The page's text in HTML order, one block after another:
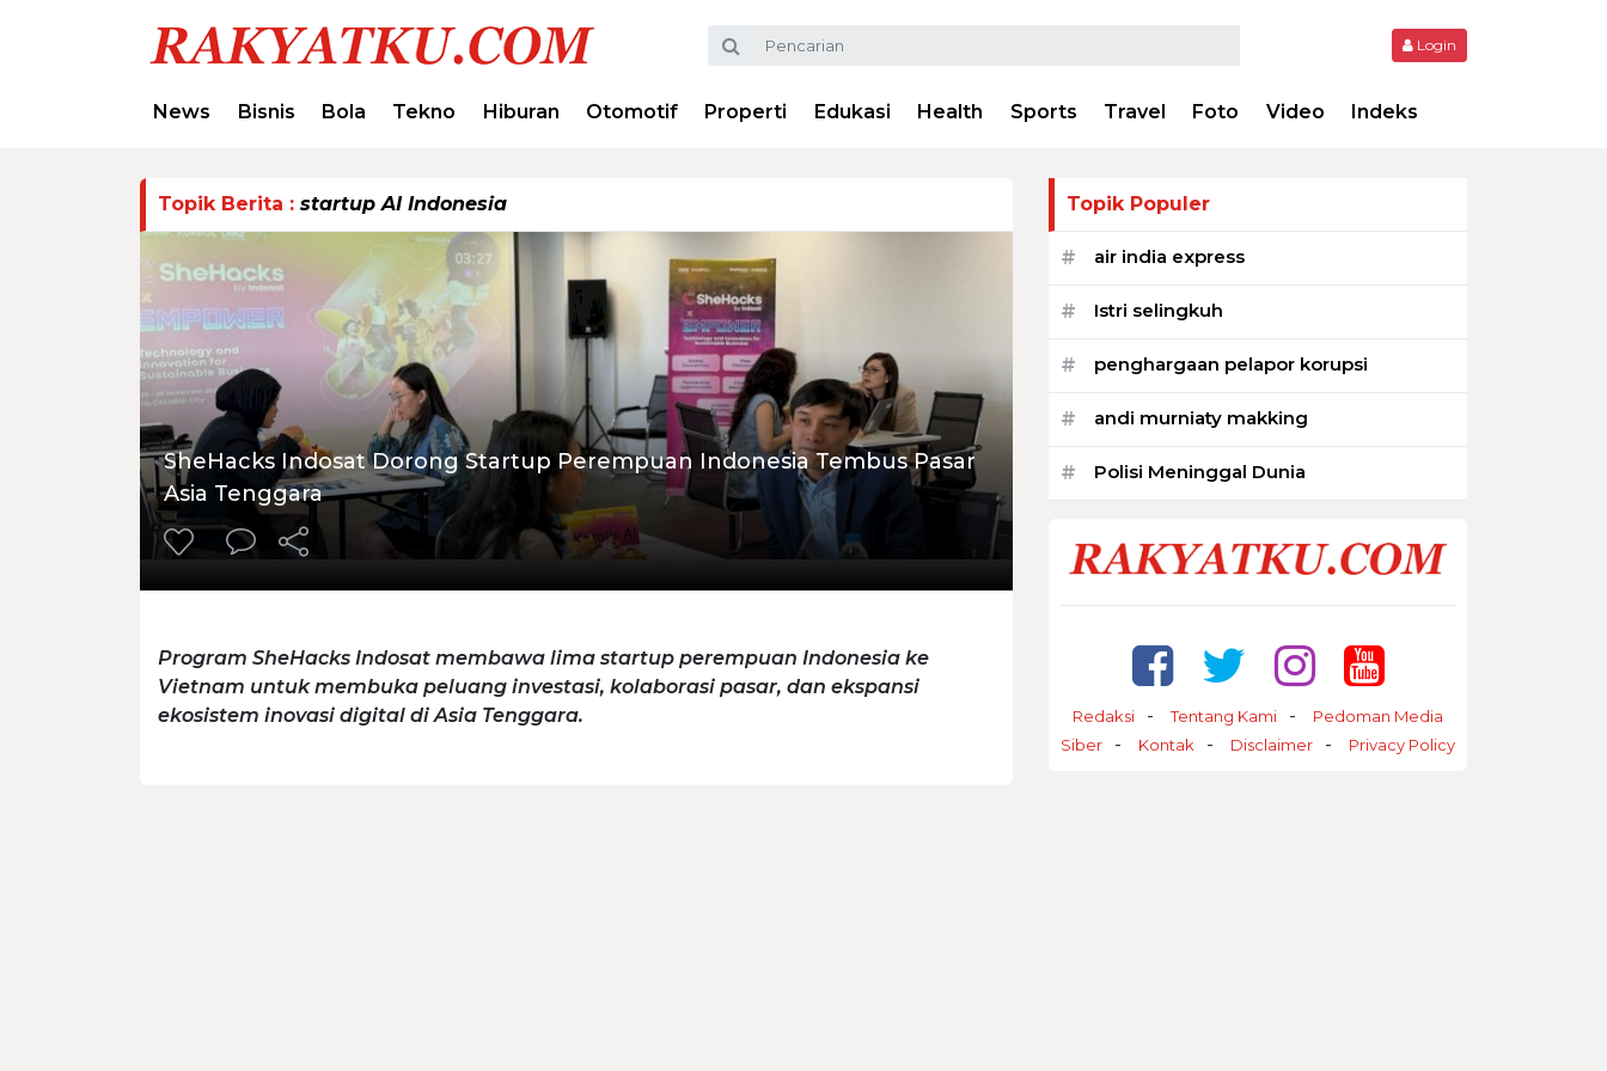
Login
News Bisnis Bola Tekno Hiburan Otomotif Properti Edukasi Health Sports Travel Foto Video Indeks
Topik Berita : startup AI Indonesia
SheHacks Indosat Dorong Startup Perempuan Indonesia Tembus Pasar
Asia Tenggara
Program SheHacks Indosat membawa lima startup perempuan Indonesia ke
Vietnam untuk membuka peluang investasi, kolaborasi pasar, dan ekspansi
ekosistem inovasi digital di Asia Tenggara.
Topik Populer
# air india express
# Istri selingkuh
# penghargaan pelapor korupsi
# andi murniaty makking
# Polisi Meninggal Dunia
Redaksi Tentang Kami
Pedoman Media
Siber
Kontak Disclaimer Privacy Policy